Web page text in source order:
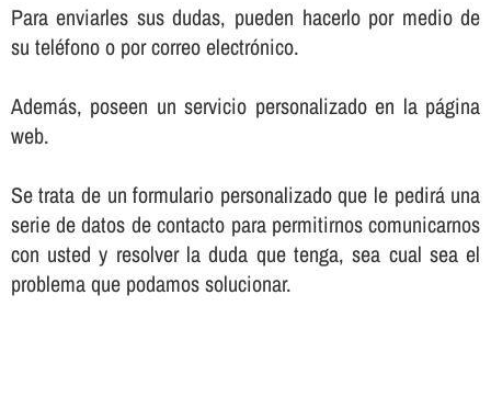
Para enviarles sus dudas, pueden hacerlo por medio de
su teléfono o por correo electrónico.
Además, poseen un servicio personalizado en la página
web.
Se trata de un formulario personalizado que le pedirá una
serie de datos de contacto para permitirnos comunicarnos
con usted y resolver la duda que tenga, sea cual sea el
problema que podamos solucionar.